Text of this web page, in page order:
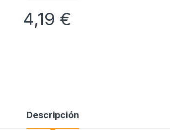
4,19 €
Descripción